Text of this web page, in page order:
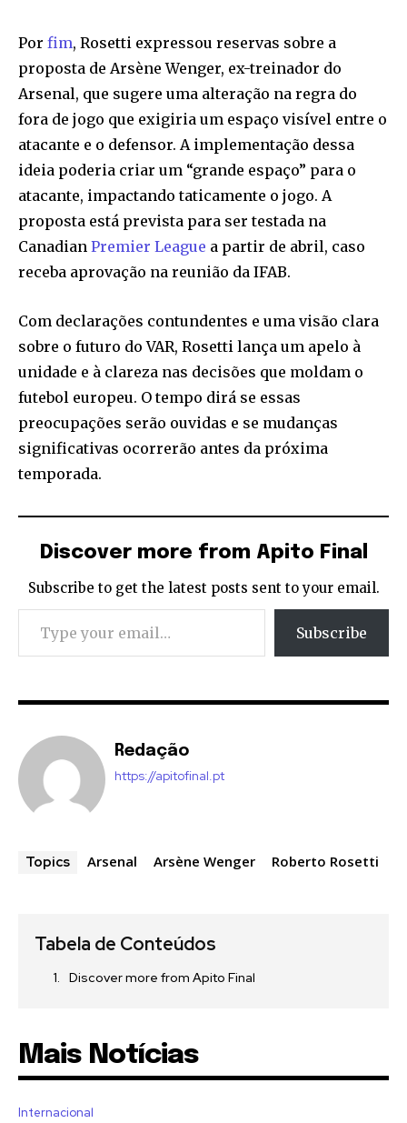
Por fim, Rosetti expressou reservas sobre a
proposta de Arsène Wenger, ex-treinador do
Arsenal, que sugere uma alteração na regra do
fora de jogo que exigiria um espaço visível entre o
atacante e o defensor. A implementação dessa
ideia poderia criar um “grande espaço” para o
atacante, impactando taticamente o jogo. A
proposta está prevista para ser testada na
Canadian Premier League a partir de abril, caso
receba aprovação na reunião da IFAB.
Com declarações contundentes e uma visão clara
sobre o futuro do VAR, Rosetti lança um apelo à
unidade e à clareza nas decisões que moldam o
futebol europeu. O tempo dirá se essas
preocupações serão ouvidas e se mudanças
significativas ocorrerão antes da próxima
temporada.
Discover more from Apito Final
Subscribe to get the latest posts sent to your email.
Type your email…
Subscribe
Redação
https://apitofinal.pt
Topics Arsenal Arsène Wenger Roberto Rosetti
Tabela de Conteúdos
Discover more from Apito Final
Mais Notícias
Internacional